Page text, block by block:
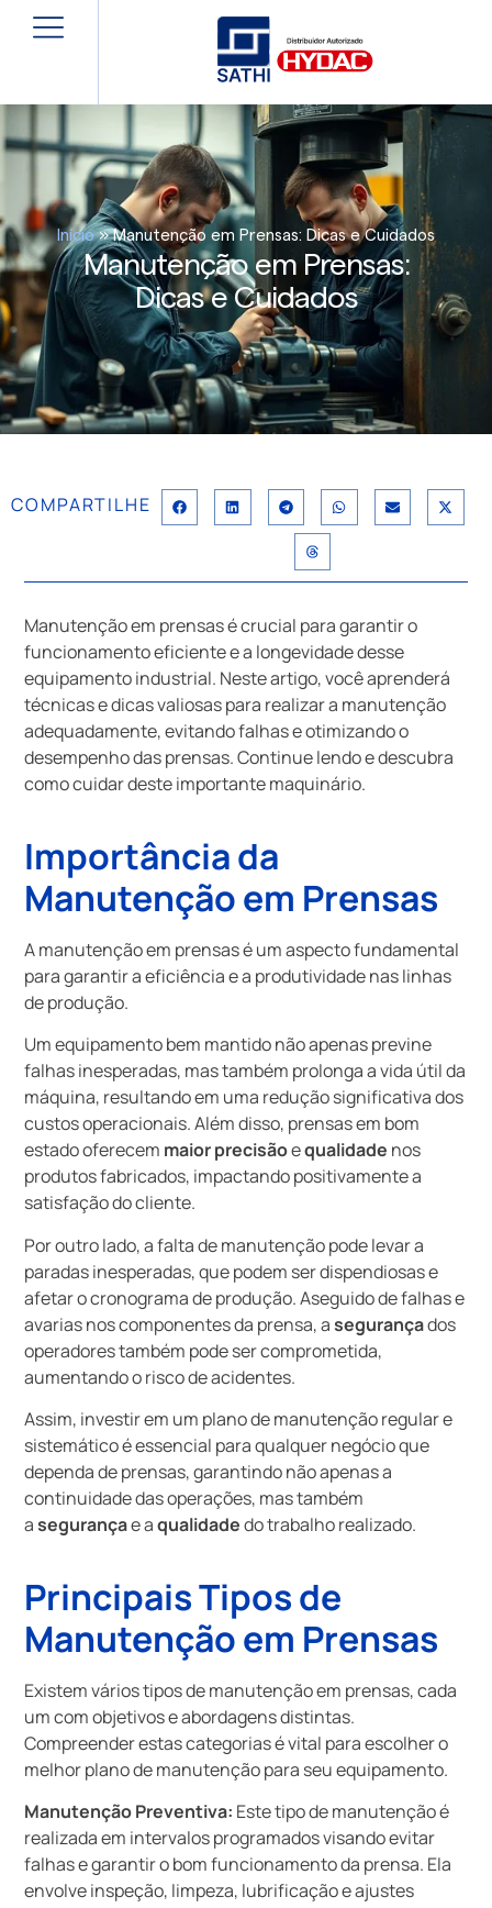
Início»Manutenção em Prensas: Dicas e Cuidados
Manutenção em Prensas:
Dicas e Cuidados
COMPARTILHE
Manutenção em prensas é crucial para garantir o
funcionamento eficiente e a longevidade desse
equipamento industrial. Neste artigo, você aprenderá
técnicas e dicas valiosas para realizar a manutenção
adequadamente, evitando falhas e otimizando o
desempenho das prensas. Continue lendo e descubra
como cuidar deste importante maquinário.
Importância da
Manutenção em Prensas
A manutenção em prensas é um aspecto fundamental
para garantir a eficiência e a produtividade nas linhas
de produção.
Um equipamento bem mantido não apenas previne
falhas inesperadas, mas também prolonga a vida útil da
máquina, resultando em uma redução significativa dos
custos operacionais. Além disso, prensas em bom
estado oferecem maior precisãoequalidade nos
produtos fabricados, impactando positivamente a
satisfação do cliente.
Por outro lado, a falta de manutenção pode levar a
paradas inesperadas, que podem ser dispendiosas e
afetar o cronograma de produção. Aseguido de falhas e
avarias nos componentes da prensa, asegurançados
operadores também pode ser comprometida,
aumentando o risco de acidentes.
Assim, investir em um plano de manutenção regular e
sistemático é essencial para qualquer negócio que
dependa de prensas, garantindo não apenas a
continuidade das operações, mas também
asegurançae aqualidadedo trabalho realizado.
Principais Tipos de
Manutenção em Prensas
Existem vários tipos de manutenção em prensas, cada
um com objetivos e abordagens distintas.
Compreender estas categorias é vital para escolher o
melhor plano de manutenção para seu equipamento.
Manutenção Preventiva: Este tipo de manutenção é
realizada em intervalos programados visando evitar
falhas e garantir o bom funcionamento da prensa. Ela
envolve inspeção, limpeza, lubrificação e ajustes